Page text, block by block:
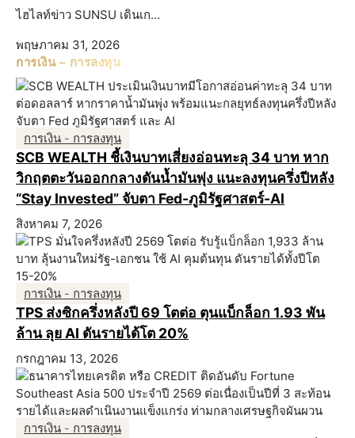
ไฮไลท์ข่าว SUNSU เดินเก...
พฤษภาคม 31, 2026
การเงิน – การลงทุน
การเงิน - การลงทุน
SCB WEALTH ชี้เงินบาทเสี่ยงอ่อนทะลุ 34 บาท หาก
วิกฤตตะวันออกกลางดันน้ำมันพุ่ง แนะลงทุนครึ่งปีหลัง
“Stay Invested” จับตา Fed-ภูมิรัฐศาสตร์-AI
สิงหาคม 7, 2026
การเงิน - การลงทุน
TPS ส่งซิกครึ่งหลังปี 69 โตต่อ ตุนแบ็กล็อก 1.93 พัน
ล้าน ลุย AI ดันรายได้โต 20%
กรกฎาคม 13, 2026
การเงิน - การลงทุน